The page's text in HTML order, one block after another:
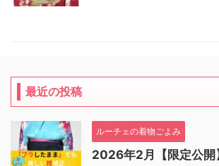
最近の投稿
ルーチェの着物ごよみ
2026年2月【限定公開